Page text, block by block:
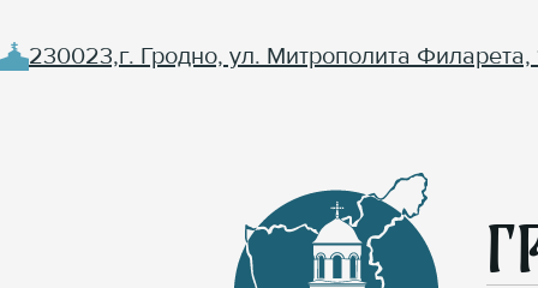
230023,г. Гродно, ул. Митрополита Филарета,